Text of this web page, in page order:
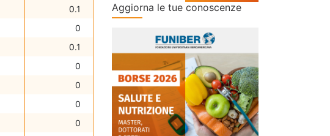
0.1
0
0.1
0
0
0
0
Aggiorna le tue conoscenze